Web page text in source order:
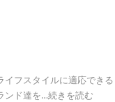
フスタイルに適応でき
ンド達を…続きを読む